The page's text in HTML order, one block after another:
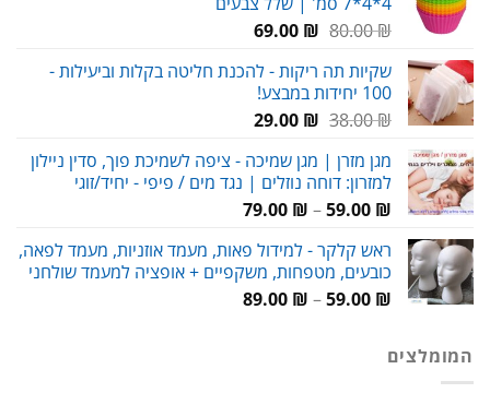
80.00₪
המחיר
היה:
80.00 ₪.
69.00 ₪
המחיר
הוא:
שקיות תה ריקות - להכנת חליטה בקלות וביעילות -
100 יחידות במבצע!
38.00₪
המחיר
היה:
38.00 ₪.
29.00 ₪
המחיר
הוא:
29.00 ₪.
מגן מזרן | מגן שמיכה - ציפה לשמיכת פוך, סדין ניילון
למזרון: דוחה נוזלים | נגד מים / פיפי - יחיד/זוגי
59.00 ₪
–
79.00 ₪
טווח
עד
ראש קלקר - למידול פאות, מעמד אוזניות, מעמד לפאה,
כובעים, מטפחות, משקפיים + אופציה למעמד שולחני
59.00 ₪
–
89.00 ₪
טווח
המומלצים